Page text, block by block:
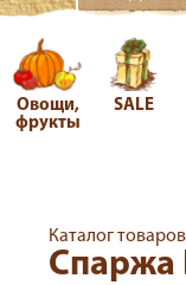
Овощи,
фрукты
SALE
Каталог
Спаржа